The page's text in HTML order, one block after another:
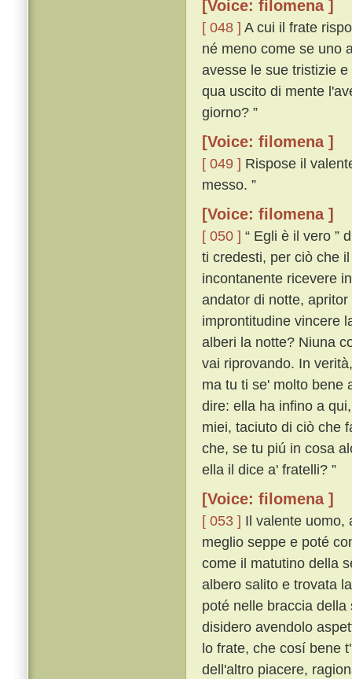
[Voice: filomena ]
[ 048 ] A cui il frate
né meno come se uno
avesse le sue tristizie
qua uscito di mente
giorno? ”
[Voice: filomena ]
[ 049 ] Rispose il
messo. ”
[Voice: filomena ]
[ 050 ] “ Egli è il vero ”
ti credesti, per ciò che
incontanente ricevere
andator di notte,
improntitudine vincere
alberi la notte? Niuna
vai riprovando. In
ma tu ti se' molto bene
dire: ella ha infino a
miei, taciuto di ciò che
che, se tu piú in cosa
ella il dice a' fratelli? ”
[Voice: filomena ]
[ 053 ] Il valente uomo,
meglio seppe e poté
come il matutino della
albero salito e trovata
poté nelle braccia
disidero avendolo
lo frate, che cosí bene
dell'altro piacere,